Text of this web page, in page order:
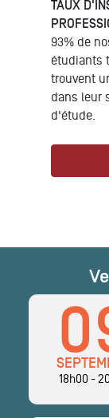
TAUX
93% de
étudiants
trouvent
dans leur
d'étude.
18h00 -